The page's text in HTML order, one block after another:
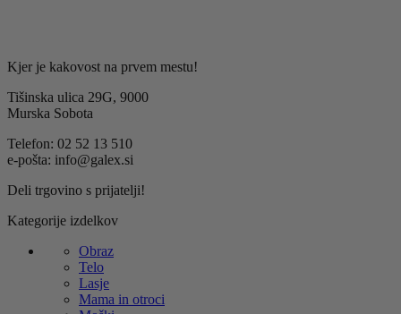
Kjer je kakovost na prvem mestu!
Tišinska ulica 29G, 9000
Murska Sobota
Telefon: 02 52 13 510
e-pošta: info@galex.si
Deli trgovino s prijatelji!
Kategorije izdelkov
Obraz
Telo
Lasje
Mama in otroci